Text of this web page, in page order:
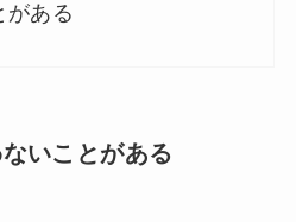
がある
いことがある